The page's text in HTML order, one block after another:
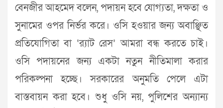
বেনজীর আহমেদ বলেন, পদায়ন হবে যোগ্যতা, দক্ষতা ও
সুনামের ওপর নির্ভর করে। ওসি হওয়ার জন্য অবাঞ্ছিত
প্রতিযোগিতা বা ‘র‌্যাট রেস’ আমরা বন্ধ করতে চাই।
ওসি পদায়নের জন্য একটা নতুন নীতিমালা করার
পরিকল্পনা হচ্ছে। সরকারের অনুমতি পেলে এটা
বাস্তবায়ন করা হবে। শুধু ওসি নয়, পুলিশের অন্যান্য